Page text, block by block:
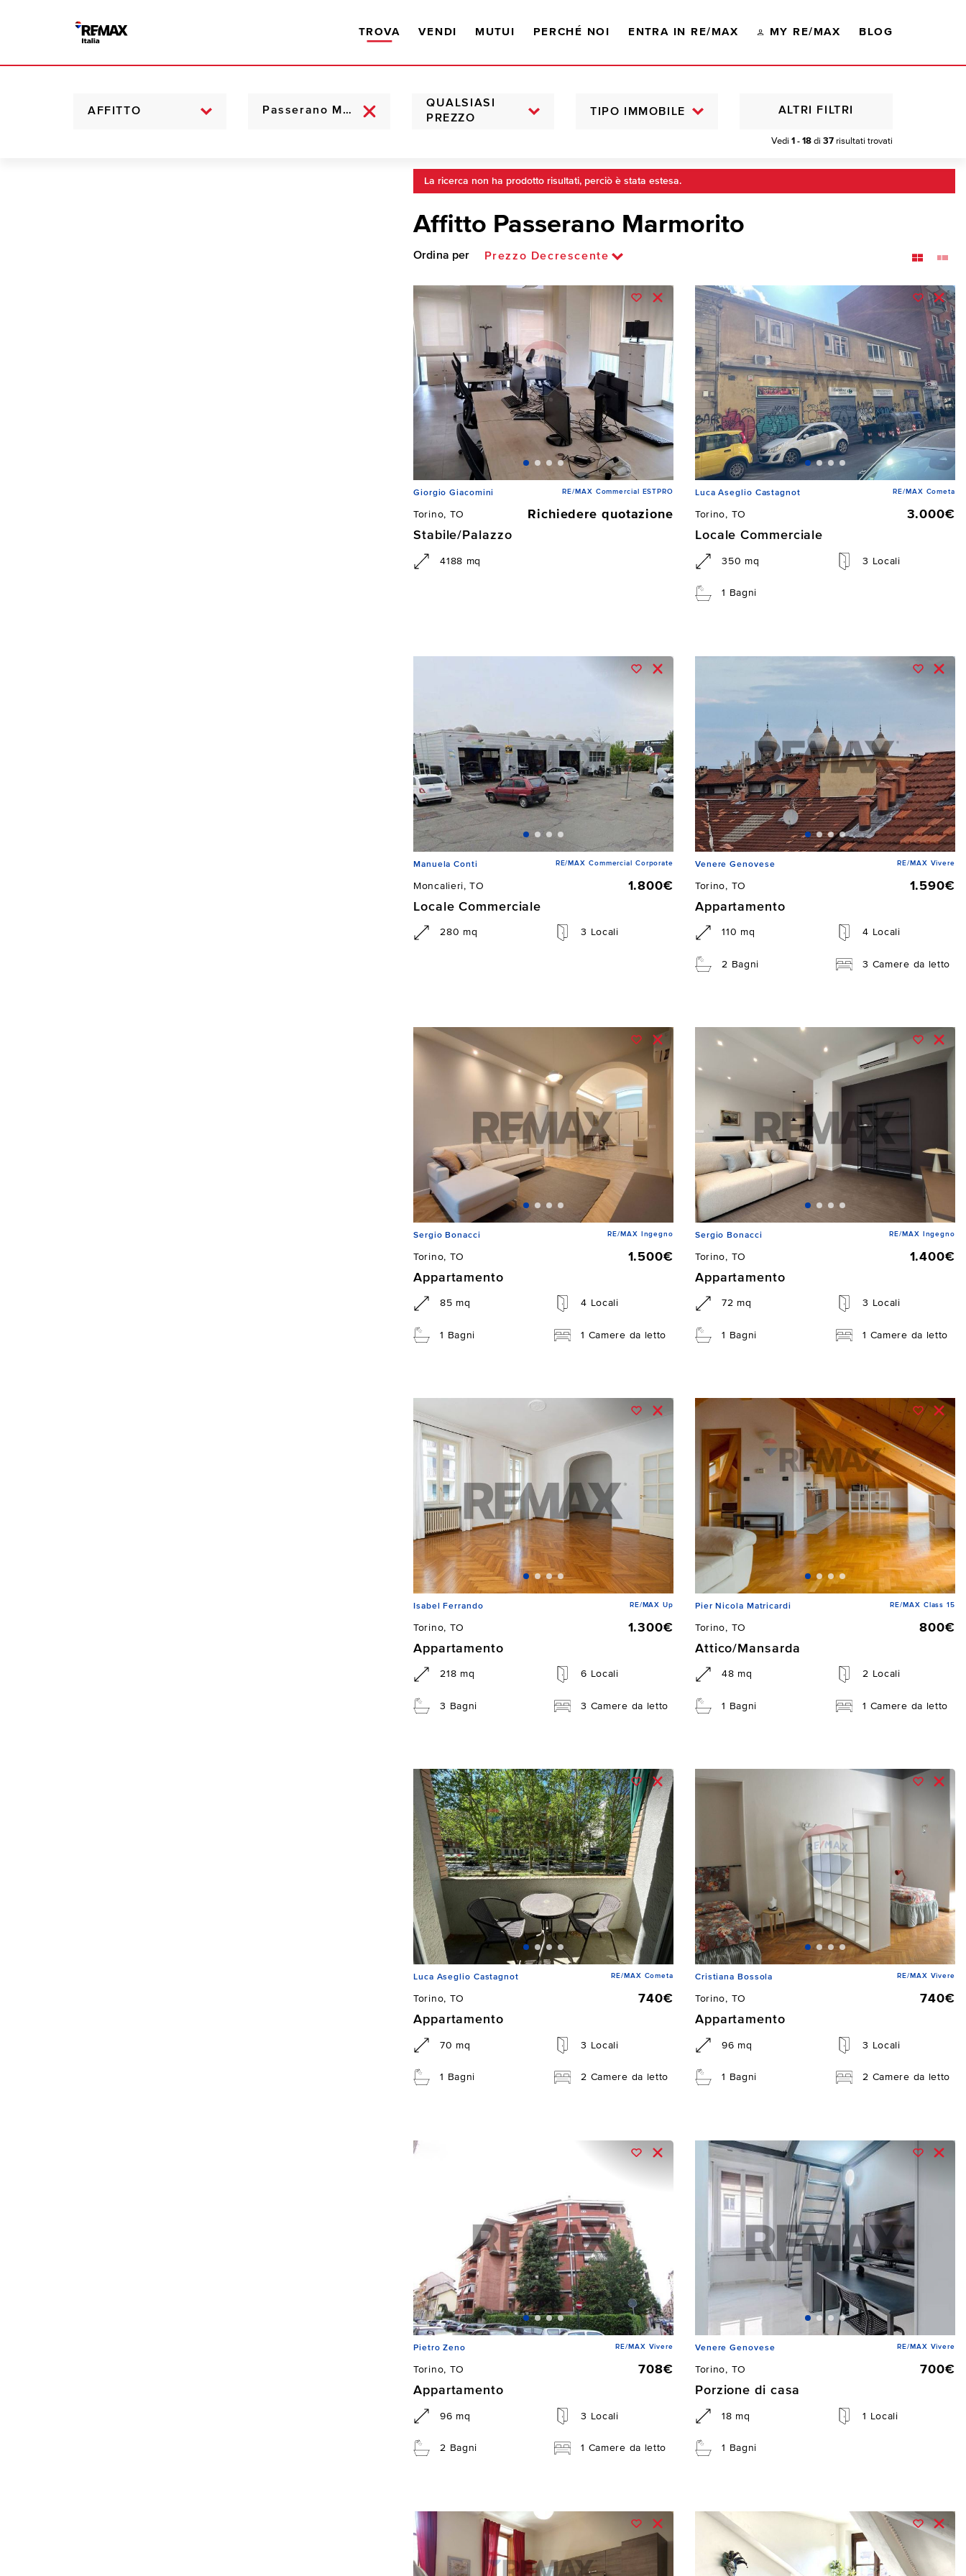
TROVA VENDI MUTUI PERCHÉ NOI ENTRA IN RE/MAX MY RE/MAX BLOG
AFFITTO
QUALSIASI
PREZZO
TIPO IMMOBILE
Vedi 1 - 18 di 37 risultati trovati
ALTRI FILTRI
La ricerca non ha prodotto risultati, perciò è stata estesa.
Affitto Passerano Marmorito
Ordina per Prezzo Decrescente
Giorgio Giacomini RE/MAX Commercial ESTPRO
Torino, TO
Richiedere quotazione
Stabile/Palazzo
4188 mq
Luca Aseglio Castagnot RE/MAX Cometa
Torino, TO
3.000€
Locale Commerciale
350 mq 3 Locali
1 Bagni
Manuela Conti RE/MAX Commercial Corporate
Moncalieri, TO
1.800€
Locale Commerciale
280 mq 3 Locali
Venere Genovese RE/MAX Vivere
Torino, TO
1.590€
Appartamento
110 mq 4 Locali
2 Bagni 3 Camere da letto
Sergio Bonacci RE/MAX Ingegno
Torino, TO
1.500€
Appartamento
85 mq 4 Locali
1 Bagni 1 Camere da letto
Sergio Bonacci RE/MAX Ingegno
Torino, TO
1.400€
Appartamento
72 mq 3 Locali
1 Bagni 1 Camere da letto
Isabel Ferrando RE/MAX Up
Torino, TO
1.300€
Appartamento
218 mq 6 Locali
3 Bagni 3 Camere da letto
Pier Nicola Matricardi RE/MAX Class 15
Torino, TO
800€
Attico/Mansarda
48 mq 2 Locali
1 Bagni 1 Camere da letto
Luca Aseglio Castagnot RE/MAX Cometa
Torino, TO
740€
Appartamento
70 mq 3 Locali
1 Bagni 2 Camere da letto
Cristiana Bossola RE/MAX Vivere
Torino, TO
740€
Appartamento
96 mq 3 Locali
1 Bagni 2 Camere da letto
Pietro Zeno RE/MAX Vivere
Torino, TO
708€
Appartamento
96 mq 3 Locali
2 Bagni 1 Camere da letto
Venere Genovese RE/MAX Vivere
Torino, TO
700€
Porzione di casa
18 mq 1 Locali
1 Bagni